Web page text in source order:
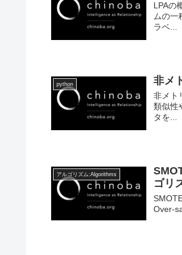
LPAの
ムの一
ラベ...
python 非メ
非メト
類似性
タを...
アルゴリズム:Algorithms
ゴリ
Over-